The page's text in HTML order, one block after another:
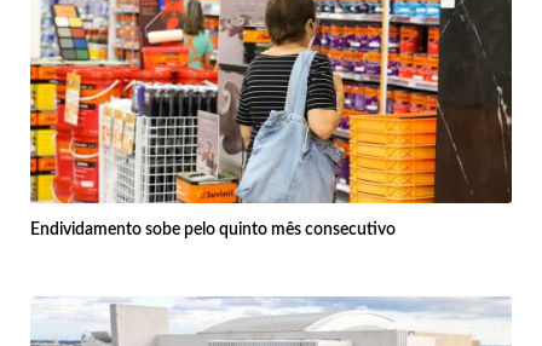
Endividamento sobe pelo quinto mês consecutivo